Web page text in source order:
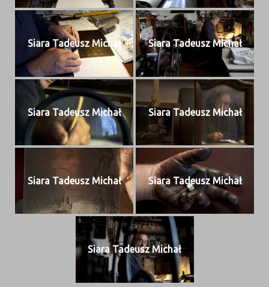
Siara Tadeusz Michał Siara Tadeusz Michał
Siara Tadeusz Michał Siara Tadeusz Michał
Siara Tadeusz Michał Siara Tadeusz Michał
Siara Tadeusz Michał